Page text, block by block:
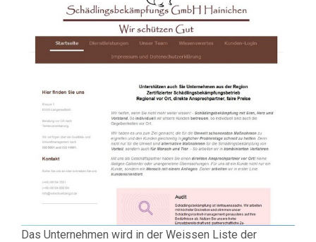
Das Unternehmen wird in der Weissen Liste der